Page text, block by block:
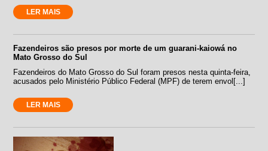
LER MAIS
Fazendeiros são presos por morte de um guarani-kaiowá no
Mato Grosso do Sul
Fazendeiros do Mato Grosso do Sul foram presos nesta quinta-feira,
acusados pelo Ministério Público Federal (MPF) de terem envol[...]
LER MAIS